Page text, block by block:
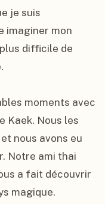
je suis
imaginer mon
difficile de
moments avec
Kaek. Nous les
nous avons eu
Notre ami thai
a fait découvrir
magique.